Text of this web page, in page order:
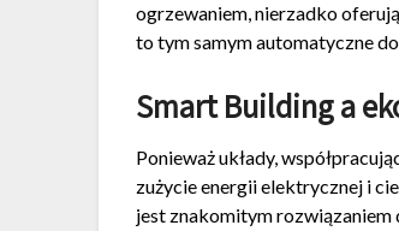
ogrzewaniem, nierzadko
to tym samym automatyczne
Smart Building a
Ponieważ układy,
zużycie energii elektrycznej i
jest znakomitym rozwiązaniem